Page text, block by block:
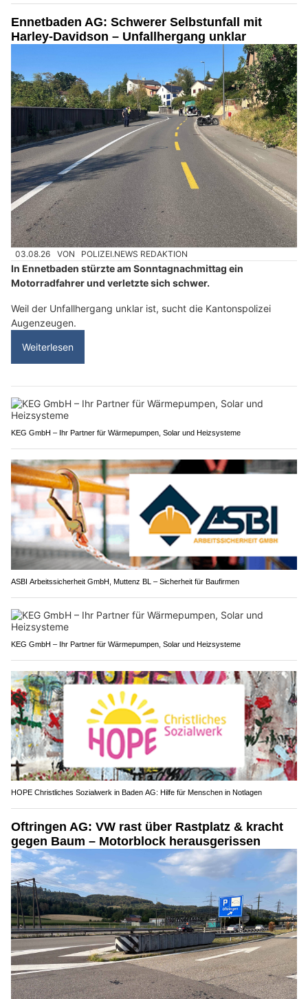
Ennetbaden AG: Schwerer Selbstunfall mit
Harley-Davidson – Unfallhergang unklar
03.08.26 VON POLIZEI.NEWS REDAKTION
In Ennetbaden stürzte am Sonntagnachmittag ein
Motorradfahrer und verletzte sich schwer.
Weil der Unfallhergang unklar ist, sucht die Kantonspolizei
Augenzeugen.
Weiterlesen
KEG GmbH – Ihr Partner für Wärmepumpen, Solar und Heizsysteme
ASBI Arbeitssicherheit GmbH, Muttenz BL – Sicherheit für Baufirmen
KEG GmbH – Ihr Partner für Wärmepumpen, Solar und Heizsysteme
HOPE Christliches Sozialwerk in Baden AG: Hilfe für Menschen in Notlagen
Oftringen AG: VW rast über Rastplatz & kracht
gegen Baum – Motorblock herausgerissen